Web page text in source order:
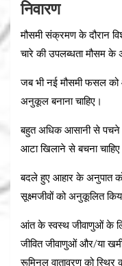
निवारण
मौसमी संक्रमण के दौरान
चारे की उपलब्धता मौसम के
जब भी नई मौसमी फसल को
अनुकूल बनाना चाहिए।
बहुत अधिक आसानी से पचने
आटा खिलाने से बचना
बदले हुए आहार के अनुपात को
सूक्ष्मजीवों को अनुकूलित
आंत के स्वस्थ जीवाणुओं के
जीवित जीवाणुओं और/या
रूमिनल वातावरण को